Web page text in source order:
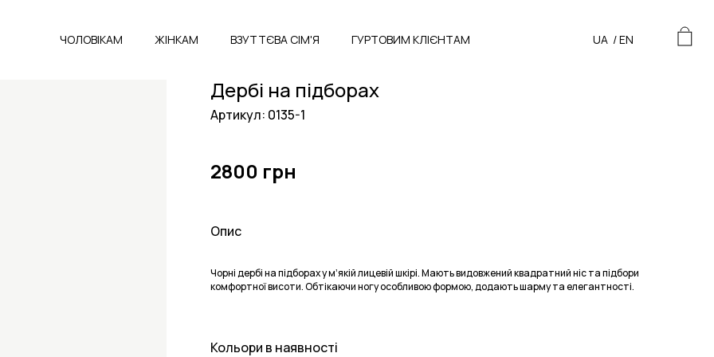
ЧОЛОВІКАМ ЖІНКАМ ВЗУТТЄВА СІМ'Я ГУРТОВИМ КЛІЄНТАМ UA /EN
Дербі на підборах
Артикул: 0135-1
2800 грн
Опис
Чорні дербі на підборах у мʼякій лицевій шкірі. Мають видовжений квадратний ніс та підбори
комфортної висоти. Обтікаючи ногу особливою формою, додають шарму та елегантності.
Кольори в наявності